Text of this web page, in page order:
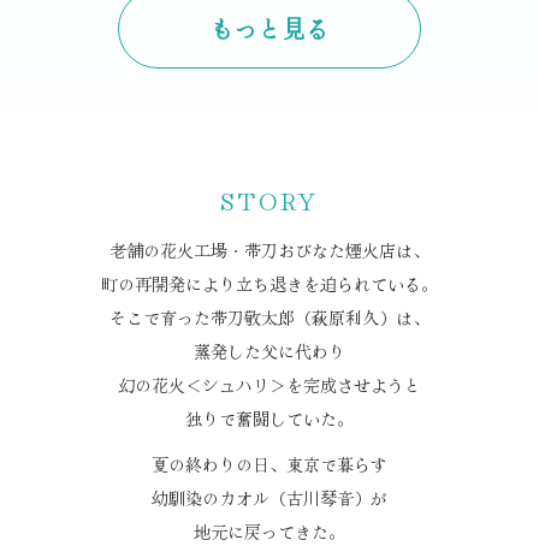
もっと見る
STORY
老舗の花火工場・帯刀おびなた煙火店は、
町の再開発により立ち退きを迫られている。
そこで育った帯刀敬太郎（萩原利久）は、
蒸発した父に代わり
幻の花火＜シュハリ＞を完成させようと
独りで奮闘していた。
夏の終わりの日、東京で暮らす
幼馴染のカオル（古川琴音）が
地元に戻ってきた。